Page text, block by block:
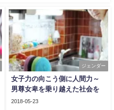
ジェンダー
女子力の向こう側に人間力～
男尊女卑を乗り越えた社会を
2018-05-23